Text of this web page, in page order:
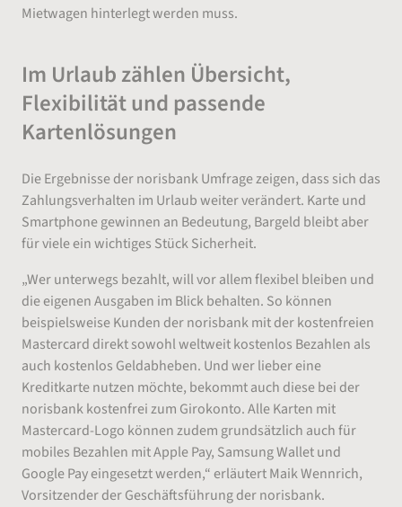
Mietwagen hinterlegt werden muss.
Im Urlaub zählen Übersicht,
Flexibilität und passende
Kartenlösungen
Die Ergebnisse der norisbank Umfrage zeigen, dass sich das
Zahlungsverhalten im Urlaub weiter verändert. Karte und
Smartphone gewinnen an Bedeutung, Bargeld bleibt aber
für viele ein wichtiges Stück Sicherheit.
„Wer unterwegs bezahlt, will vor allem flexibel bleiben und
die eigenen Ausgaben im Blick behalten. So können
beispielsweise Kunden der norisbank mit der kostenfreien
Mastercard direkt sowohl weltweit kostenlos Bezahlen als
auch kostenlos Geldabheben. Und wer lieber eine
Kreditkarte nutzen möchte, bekommt auch diese bei der
norisbank kostenfrei zum Girokonto. Alle Karten mit
Mastercard-Logo können zudem grundsätzlich auch für
mobiles Bezahlen mit Apple Pay, Samsung Wallet und
Google Pay eingesetzt werden,“ erläutert Maik Wennrich,
Vorsitzender der Geschäftsführung der norisbank.